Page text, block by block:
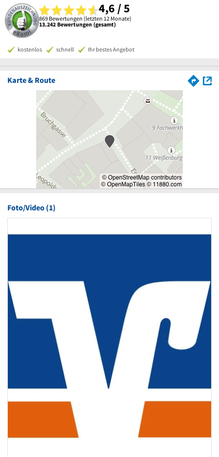
4,6 / 5
869 Bewertungen (letzten 12 Monate)
13.242 Bewertungen (gesamt)
kostenlos schnell Ihr bestes Angebot
Karte & Route
Foto/Video (1)